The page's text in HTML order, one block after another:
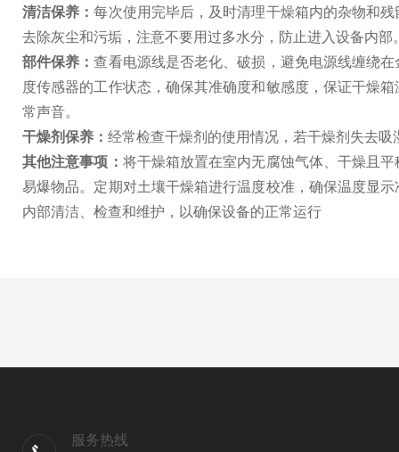
清洁保养：每次使用完毕后，及时清理干燥箱内的杂物和
去除灰尘和污垢，注意不要用过多水分，防止进入设备内
部件保养：查看电源线是否老化、破损，避免电源线缠绕
度传感器的工作状态，确保其准确度和敏感度，保证干燥
常声音。
干燥剂保养： 经常检查干燥剂的使用情况，若干燥剂失去
其他注意事项： 将干燥箱放置在室内无腐蚀气体、干燥且
易爆物品。定期对土壤干燥箱进行温度校准，确保温度显
内部清洁、检查和维护，以确保设备的正常运行
服务热线